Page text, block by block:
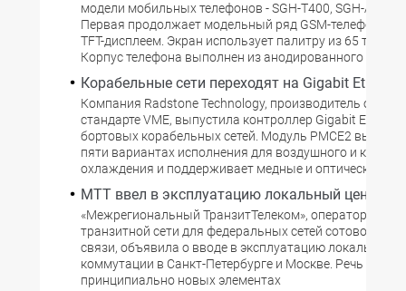
модели мобильных телефонов - SGH-T400, SGH-А800 и
Первая продолжает модельный ряд GSM-телефонов
TFT-дисплеем. Экран использует палитру из 65 тыс.
Корпус телефона выполнен из анодированного
Корабельные сети переходят на Gigabit Ethernet
Компания Radstone Technology, производитель
стандарте VME, выпустила контроллер Gigabit
бортовых корабельных сетей. Модуль PMCE2
пяти вариантах исполнения для воздушного и
охлаждения и поддерживает медные и оптические
МТТ ввел в эксплуатацию локальный центр
«Межрегиональный ТранзитТелеком», оператор
транзитной сети для федеральных сетей сотовой
связи, объявила о вводе в эксплуатацию локальных
коммутации в Санкт-Петербурге и Москве. Речь идет о
принципиально новых элементах